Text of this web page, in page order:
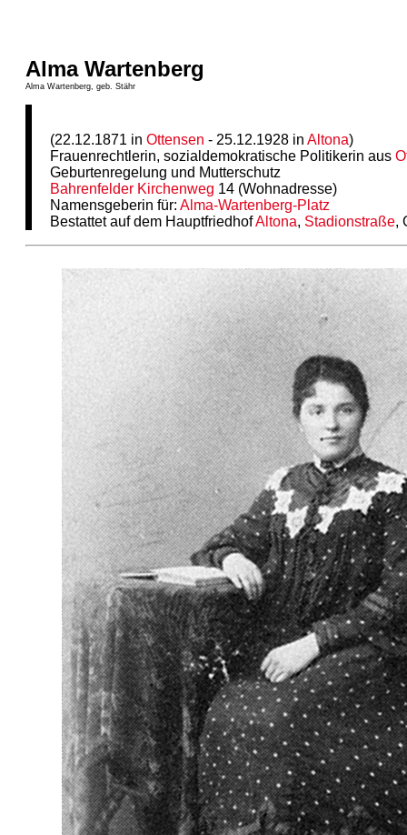
Alma Wartenberg
Alma Wartenberg, geb. Stähr
(22.12.1871 inOttensen - 25.12.1928 inAltona)
Frauenrechtlerin, sozialdemokratische Politikerin aus
Geburtenregelung und Mutterschutz
Bahrenfelder Kirchenweg 14 (Wohnadresse)
Namensgeberin für:Alma-Wartenberg-Platz
Bestattet auf dem HauptfriedhofAltona, Stadionstraße,